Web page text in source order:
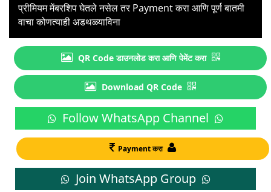
प्रीमियम मेंबरशिप घेतले नसेल तर Payment करा आणि पूर्ण बातमी
वाचा कोणत्याही अडथळ्याविना
QR Code डाउनलोड करा आणि पेमेंट करा
Download QR Code
Follow WhatsApp Channel
Payment करा
Join WhatsApp Group